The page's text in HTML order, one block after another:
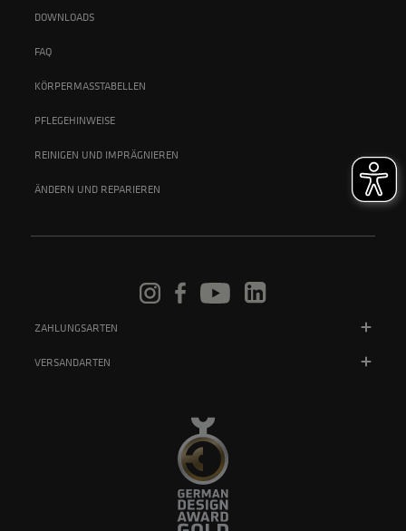
DOWNLOADS
FAQ
KÖRPERMASSTABELLEN
PFLEGEHINWEISE
REINIGEN UND IMPRÄGNIEREN
ÄNDERN UND REPARIEREN
ZAHLUNGSARTEN
VERSANDARTEN